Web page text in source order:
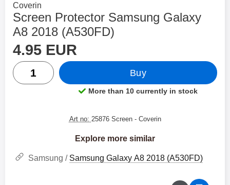
Go to brand page for
Coverin
Screen Protector Samsung Galaxy
A8 2018 (A530FD)
price
4.95 EUR
quantity
Buy
Product availability:
More than 10 currently in stock
Art no: 25876 Screen - Coverin
Explore more similar
Samsung / Samsung Galaxy A8 2018 (A530FD)